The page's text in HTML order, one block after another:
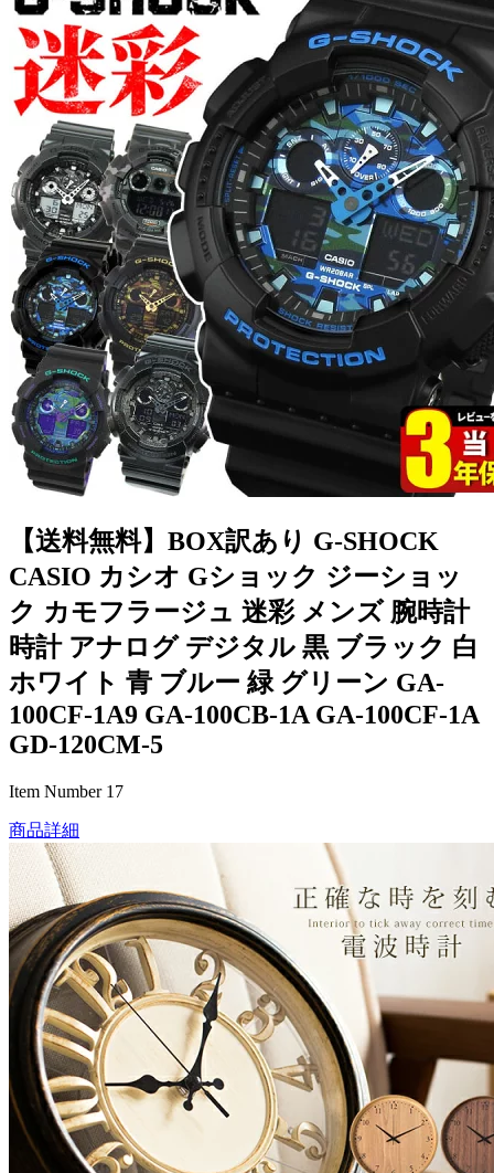
【送料無料】BOX訳あり G-SHOCK
CASIO カシオ Gショック ジーショッ
ク カモフラージュ 迷彩 メンズ 腕時計
時計 アナログ デジタル 黒 ブラック 白
ホワイト 青 ブルー 緑 グリーン GA-
100CF-1A9 GA-100CB-1A GA-100CF-1A
GD-120CM-5
Item Number 17
商品詳細